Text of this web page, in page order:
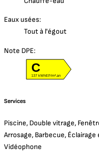
Eaux usées:
Tout à l'égout
Note DPE:
C
137 kWhEP/m².an
Services
Piscine, Double vitrage,
Arrosage, Barbecue,
Vidéophone